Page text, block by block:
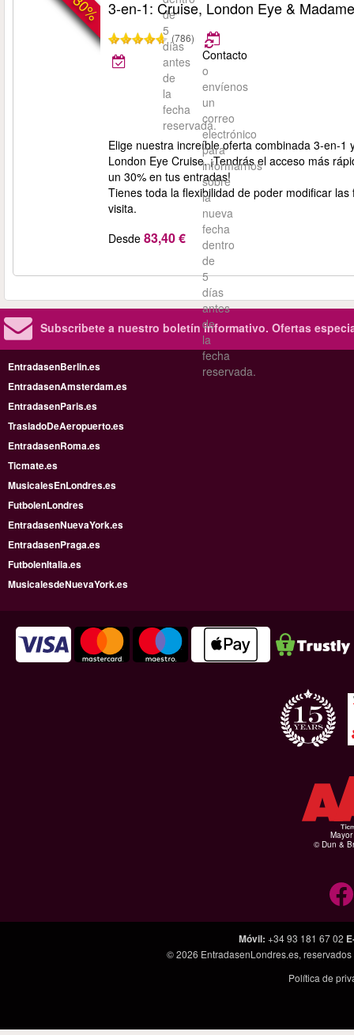
de
5
días
antes
de
la
fecha
reservada.
3-en-1: Cruise, London Eye &
(786)
Contacto
o
envíenos
un
correo
electrónico
para
informarnos
sobre
la
nueva
fecha
dentro
de
5
días
antes
de
la
fecha
reservada.
Elige nuestra increíble oferta combinada 3-en-
London Eye Cruise. ¡Tendrás el acceso más
un 30% en tus entradas!
Tienes toda la flexibilidad de poder modificar
visita.
Desde 83,40 €
Subscribete a nuestro boletín informativo. Ofertas
EntradasenBerlin.es
EntradasenAmsterdam.es
EntradasenParis.es
TrasladoDeAeropuerto.es
EntradasenRoma.es
Ticmate.es
MusicalesEnLondres.es
FutbolenLondres
EntradasenNuevaYork.es
EntradasenPraga.es
FutbolenItalia.es
MusicalesdeNuevaYork.es
© Dun &
Móvil: +34 93 181 67 02
© 2026 EntradasenLondres.es,
Política de